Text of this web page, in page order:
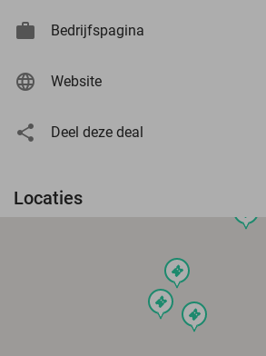
Bedrijfspagina
Website
Deel deze deal
Locaties
events
events
events